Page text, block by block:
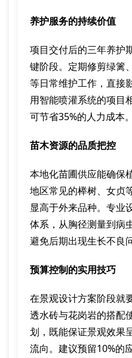
养护服务的持续价值
项目交付后的三年养护
键阶段。定期修剪绿篱
等日常维护工作，直接
用智能喷灌系统的项目
可节省35%的人力成本。
苗木资源的品质把控
本地化苗圃供应能确保
地区常见的榉树、女贞
显高于外来品种。专业
体系，从胸径测量到病
避免后期出现生长不良问
预算控制的实用技巧
在景观设计方案阶段就
透水砖与花岗岩的搭配
划，既能保证景观效果
流向。建议预留10%的